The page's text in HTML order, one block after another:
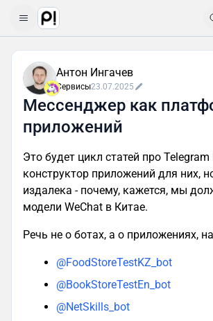
Антон Ингачев
Сервисы23.07.2025
Мессенджер как
приложений
Это будет цикл статей про
конструктор приложений для них,
издалека - почему, кажется, мы
модели WeChat в Китае.
Речь не о ботах, а о приложениях,
@FoodStoreTestKZ_bot
@BookStoreTestEn_bot
@NetSkills_bot